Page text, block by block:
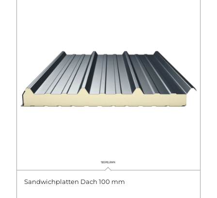
Sandwichplatten Dach 100 mm